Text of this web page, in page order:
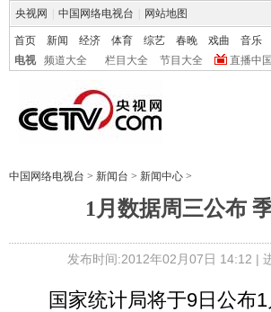
央视网 中国网络电视台 网站地图
首页 新闻 经济 体育 综艺 春晚 戏曲 音乐
电视
频道大全 栏目大全 节目大全 直播中国
中国网络电视台 > 新闻台 > 新闻中心 >
1月数据周三公布
发布时间:2012年02月07日 14:12 |
国家统计局将于9日公布1